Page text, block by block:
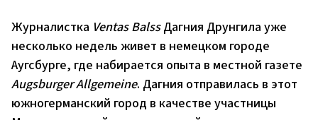
Журналистка Ventas BalssДагния Друнгила уже
несколько недель живет в немецком городе
Аугсбурге, где набирается опыта в местной газете
Augsburger Allgemeine. Дагния отправилась в этот
южногерманский город в качестве участницы